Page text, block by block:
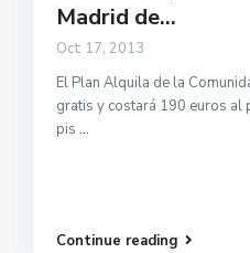
Madrid de...
Oct 17, 2013
El Plan Alquila de la
gratis y costará 190 euros
pis...
Continue reading